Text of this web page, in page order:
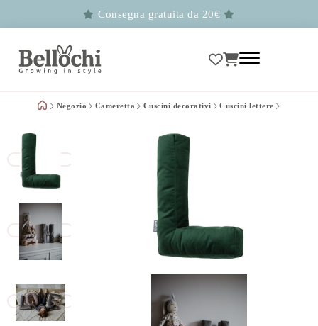
Consegna gratuita da 20€
Negozio Cameretta Cuscini decorativi Cuscini lettere